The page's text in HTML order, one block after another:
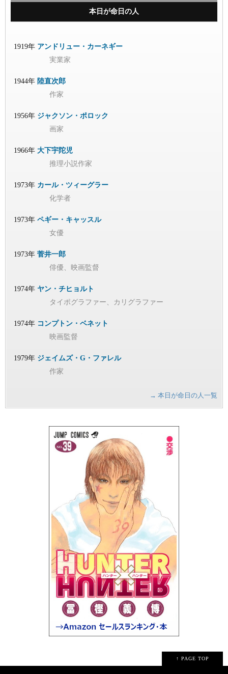
本日が命日の人
1919年 アンドリュー・カーネギー
実業家
1944年 陸直次郎
作家
1956年 ジャクソン・ポロック
画家
1966年 大下宇陀児
推理小説作家
1973年 カール・ツィーグラー
化学者
1973年 ペギー・キャッスル
女優
1973年 菅井一郎
俳優、映画監督
1974年 ヤン・チヒョルト
タイポグラファー、カリグラファー
1974年 コンプトン・ベネット
映画監督
1979年 ジェイムズ・G・ファレル
作家
→ 本日が命日の人一覧
↑ PAGE TOP